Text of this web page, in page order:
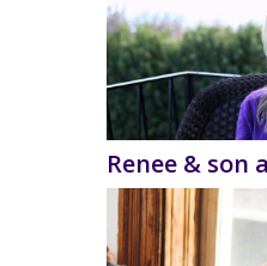
Renee & son